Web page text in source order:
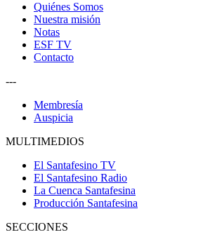
Quiénes Somos
Nuestra misión
Notas
ESF TV
Contacto
---
Membresía
Auspicia
MULTIMEDIOS
El Santafesino TV
El Santafesino Radio
La Cuenca Santafesina
Producción Santafesina
SECCIONES